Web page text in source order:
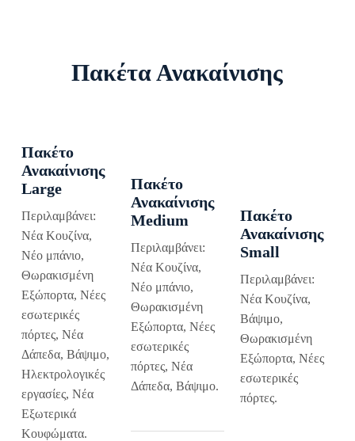
Πακέτα Ανακαίνισης
Πακέτο
Ανακαίνισης
Large
Περιλαμβάνει:
Νέα Κουζίνα,
Νέο μπάνιο,
Θωρακισμένη
Εξώπορτα, Νέες
εσωτερικές
πόρτες, Νέα
Δάπεδα, Βάψιμο,
Ηλεκτρολογικές
εργασίες, Νέα
Εξωτερικά
Κουφώματα.
Πακέτο
Ανακαίνισης
Medium
Περιλαμβάνει:
Νέα Κουζίνα,
Νέο μπάνιο,
Θωρακισμένη
Εξώπορτα, Νέες
εσωτερικές
πόρτες, Νέα
Δάπεδα, Βάψιμο.
Πακέτο
Ανακαίνισης
Small
Περιλαμβάνει:
Νέα Κουζίνα,
Βάψιμο,
Θωρακισμένη
Εξώπορτα, Νέες
εσωτερικές
πόρτες.